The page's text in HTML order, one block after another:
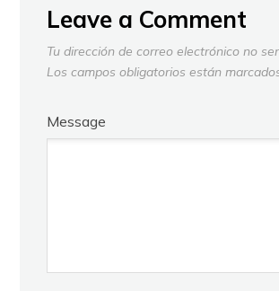
Leave a Comment
Tu dirección de correo electrónico no
Los campos obligatorios están
Message